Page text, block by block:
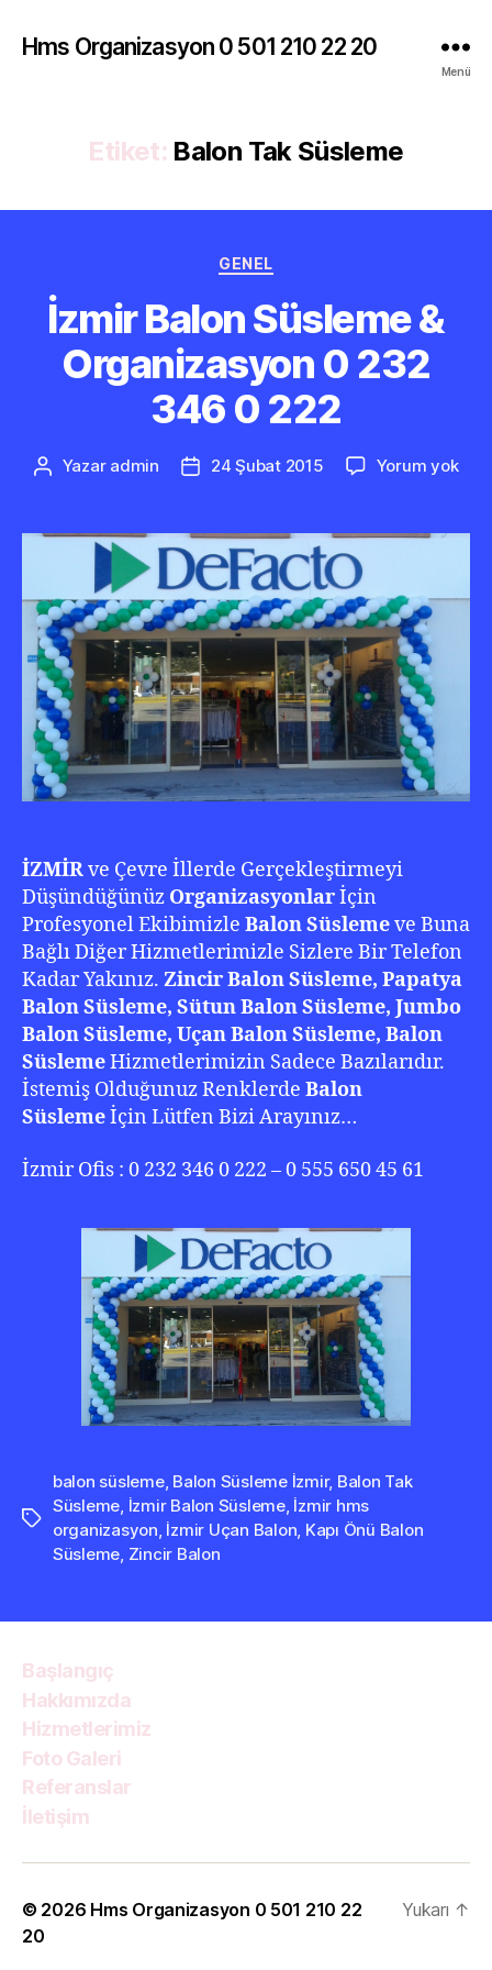
Hms Organizasyon 0 501 210 22 20
Menü
Etiket: Balon Tak Süsleme
Kategoriler
GENEL
İzmir Balon Süsleme &
Organizasyon 0 232
346 0 222
Yazının
Yazar admin
Yazı24 Şubat 2015 Yorum yok
&
İZMİRve Çevre İllerde Gerçekleştirmeyi
Düşündüğünüz Organizasyonlarİçin
Profesyonel Ekibimizle Balon Süslemeve Buna
Bağlı Diğer Hizmetlerimizle Sizlere Bir Telefon
Kadar Yakınız. Zincir Balon Süsleme, Papatya
Balon Süsleme, Sütun Balon Süsleme, Jumbo
Balon Süsleme, Uçan Balon Süsleme, Balon
SüslemeHizmetlerimizin Sadece Bazılarıdır.
İstemiş Olduğunuz Renklerde Balon
Süslemeİçin Lütfen Bizi Arayınız…
İzmir Ofis : 0 232 346 0 222 – 0 555 650 45 61
Etiketler
balon süsleme, Balon Süsleme İzmir, Balon Tak
Süsleme İzmir Balon Süsleme, İzmir hms
organizasyon İzmir Uçan Balon Kapı Önü Balon
Süsleme Zincir Balon
Başlangıç
Hakkımızda
Hizmetlerimiz
Foto Galeri
Referanslar
İletişim
© 2026 Hms Organizasyon 0 501 210 22
20
Yukarı ↑